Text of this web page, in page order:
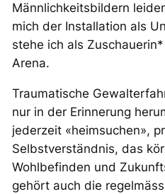
Männlichkeitsbildern
mich der Installation als
stehe ich als
Arena.
Traumatische
nur in der Erinnerung
jederzeit «heimsuchen»,
Selbstverständnis, das
Wohlbefinden und
gehört auch die